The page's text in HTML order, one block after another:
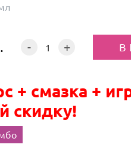
- +
+ смазка +
скидку!